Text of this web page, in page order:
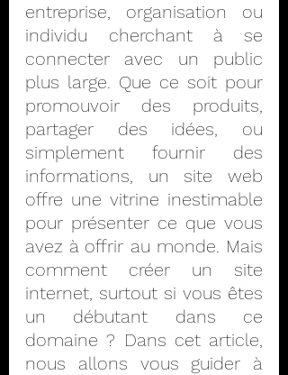
entreprise, organisation ou
individu cherchant à se
connecter avec un public
plus large. Que ce soit pour
promouvoir des produits,
partager des idées, ou
simplement fournir des
informations, un site web
offre une vitrine inestimable
pour présenter ce que vous
avez à offrir au monde. Mais
comment créer un site
internet, surtout si vous êtes
un débutant dans ce
domaine ? Dans cet article,
nous allons vous guider à